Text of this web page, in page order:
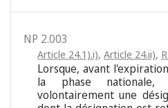
NP 2.003
Article 24.1).i), Article 24.ii),
Lorsque, avant
la phase
volontairement une